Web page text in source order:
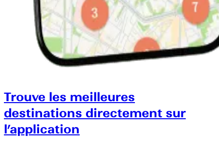
Trouve les meilleures
destinations directement sur
l’application